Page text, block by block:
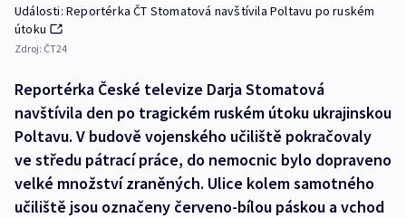
Události: Reportérka ČT Stomatová navštívila Poltavu po ruském
útoku
Zdroj: ČT24
Reportérka České televize Darja Stomatová
navštívila den po tragickém ruském útoku ukrajinskou
Poltavu. V budově vojenského učiliště pokračovaly
ve středu pátrací práce, do nemocnic bylo dopraveno
velké množství zraněných. Ulice kolem samotného
učiliště jsou označeny červeno-bílou páskou a vchod